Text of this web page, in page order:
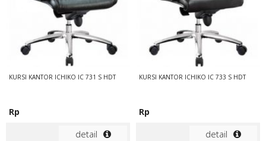
KURSI KANTOR ICHIKO IC 731 S HDT
Rp
detail
KURSI KANTOR ICHIKO IC 733 S HDT
Rp
detail